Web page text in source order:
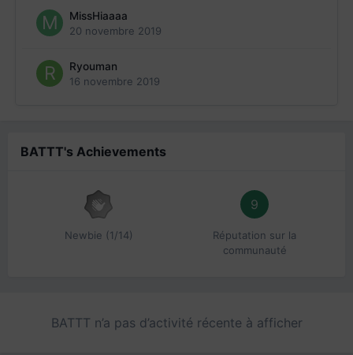
MissHiaaaa
20 novembre 2019
Ryouman
16 novembre 2019
BATTT's Achievements
Newbie (1/14)
9
Réputation sur la
communauté
BATTT n’a pas d’activité récente à afficher